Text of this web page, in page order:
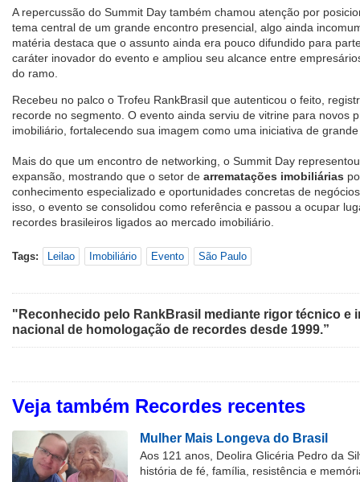
A repercussão do Summit Day também chamou atenção por
tema central de um grande encontro presencial, algo ainda
matéria destaca que o assunto ainda era pouco difundido para
caráter inovador do evento e ampliou seu alcance entre
do ramo.
Recebeu no palco o Trofeu RankBrasil que autenticou o feito,
recorde no segmento. O evento ainda serviu de vitrine para novos
imobiliário, fortalecendo sua imagem como uma iniciativa de
Mais do que um encontro de networking, o Summit Day
expansão, mostrando que o setor de arrematações imobiliárias
conhecimento especializado e oportunidades concretas de
isso, o evento se consolidou como referência e passou a ocupar
recordes brasileiros ligados ao mercado imobiliário.
Tags: Leilao Imobiliário Evento São Paulo
"Reconhecido pelo RankBrasil mediante rigor técnico e
nacional de homologação de recordes desde 1999.”
Veja também Recordes recentes
Mulher Mais Longeva do Brasil
Aos 121 anos, Deolira Glicéria Pedro da
história de fé, família, resistência e